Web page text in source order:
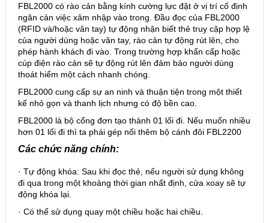
FBL2000 có rào cản bằng kính cường lực đặt ở vị trí cố định
ngăn cản việc xâm nhập vào trong. Đầu đọc của FBL2000
(RFID và/hoặc vân tay) tự động nhận biết thẻ truy cập hợp lệ
của người dùng hoặc vân tay, rào cản tự động rút lên, cho
phép hành khách đi vào. Trong trường hợp khẩn cấp hoặc
cúp điện rào cản sẽ tự động rút lên đảm bảo người dùng
thoát hiểm một cách nhanh chóng.
FBL2000 cung cấp sự an ninh và thuận tiện trong một thiết
kế nhỏ gọn và thanh lịch nhưng có độ bền cao.
FBL2000 là bộ cổng đơn tạo thành 01 lối đi. Nếu muốn nhiều
hơn 01 lối đi thì ta phái gép nối thêm bộ cánh đôi FBL2200
Các chức năng chính:
· Tự động khóa: Sau khi đọc thẻ, nếu người sử dụng không
đi qua trong một khoảng thời gian nhất định, cửa xoay sẽ tự
động khóa lại.
· Có thể sử dụng quay một chiều hoặc hai chiều.